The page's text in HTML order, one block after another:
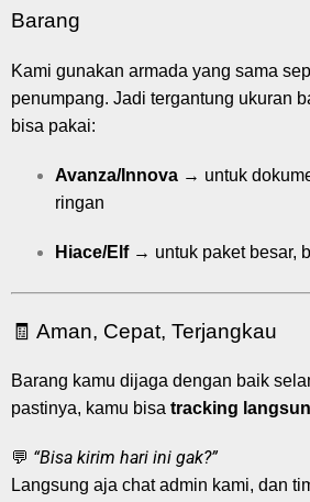
Barang
Kami gunakan armada yang sama
penumpang. Jadi tergantung ukuran
bisa pakai:
Avanza/Innova → untuk
ringan
Hiace/Elf→ untuk paket besar,
🧾 Aman, Cepat, Terjangkau
Barang kamu dijaga dengan baik
pastinya, kamu bisa tracking
💬 “Bisa kirim hari ini gak?”
Langsung aja chat admin kami, dan